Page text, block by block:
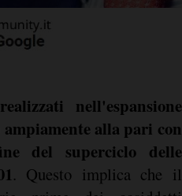
nell'espansione
alla pari con
del superciclo delle
. Questo implica che il